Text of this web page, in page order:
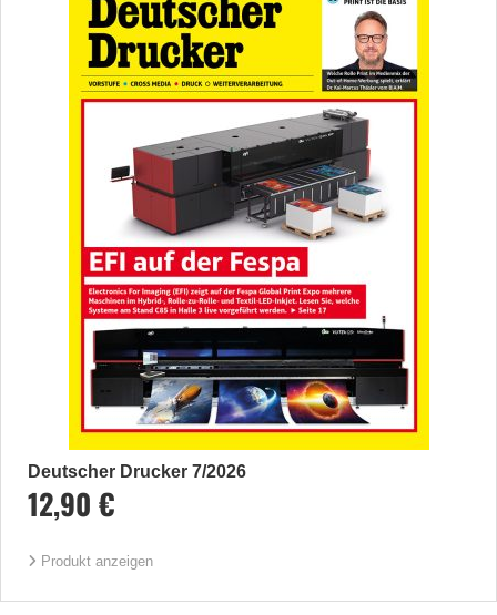
Deutscher Drucker 7/2026
12,90 €
Produkt anzeigen